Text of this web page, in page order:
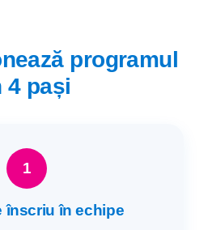
programul
4 pași
1
înscriu în echipe